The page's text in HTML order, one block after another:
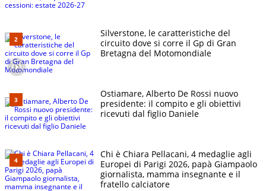
Silverstone, le caratteristiche del
circuito dove si corre il Gp di Gran
Bretagna del Motomondiale
Ostiamare, Alberto De Rossi nuovo
presidente: il compito e gli obiettivi
ricevuti dal figlio Daniele
Chi è Chiara Pellacani, 4 medaglie agli
Europei di Parigi 2026, papà Giampaolo
giornalista, mamma insegnante e il
fratello calciatore